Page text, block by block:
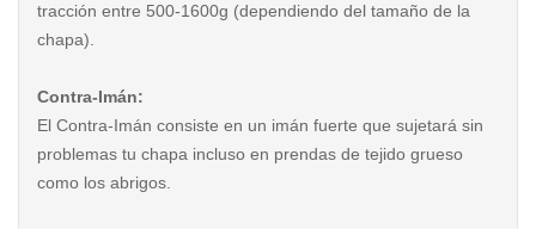
tracción entre 500-1600g (dependiendo del tamaño de la
chapa).
Contra-Imán:
El Contra-Imán consiste en un imán fuerte que sujetará sin
problemas tu chapa incluso en prendas de tejido grueso
como los abrigos.